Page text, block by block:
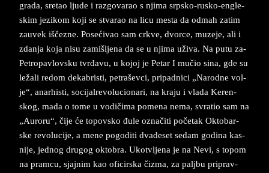
gra­da, sre­tao lju­de i raz­go­va­rao s njima srp­sko-ru­sko-en­gl­e­
skim je­zi­kom­ koji se stva­rao na licu me­sta da od­mah za­tim
za­u­vek iščezne. Posećivao sam cr­kve, dvor­ce, mu­ze­je, ali i
zdan­ja koja nisu zamišlje­na da se u nji­ma uživa. Na pu­tu­ za­
Pe­tro­pa­vlov­sku ­tvrđavu, u ko­joj­ je­ Pe­tar I mučio ­si­na, gde­ su
­ležali re­dom de­ka­bristi, pe­tra­šev­ci, pri­pad­nici „Na­rod­ne vol­
je“, anar­hi­sti, socijal­re­volucio­na­ri, na kra­ju i vla­da Ke­ren­
skog, mada o tome u vodičima po­me­na ne­ma, svra­tio sam na
„Au­ro­ru“, čije će to­pov­sko đule označiti početa­k Ok­to­bar­
ske­ re­vo­lu­ci­je, a mene pogoditi dvadeset sedam godina kas­
ni­je, jed­nog dru­gog ok­to­bra. Ukotvlje­na je na Nevi, s to­pom
na pram­cu, sjaj­nim ka­o ­o­fi­cir­ska čizma, za palj­bu pri­prav­